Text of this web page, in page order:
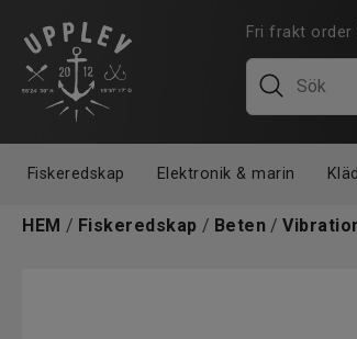
Fri frakt
Fiskeredskap Elektronik & marin
HEM / Fiskeredskap / Beten /